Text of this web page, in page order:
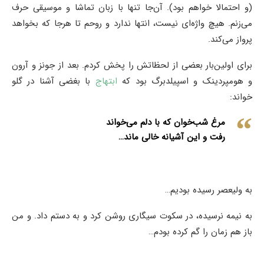
(و احتمالا خواهم بود). آن‌جا تنها با زبان تماشا و موسیقی حرف
می‌زنم. هیچ واژه‌ای نیست، انتها ندارد و روحم تا هرجا که بخواهد
پرواز می‌کند.
برای اولین‌بار بعضی‌ از لحظاتش را پخش کردم. بعد از جونز و آرون
و هومپردینک و اسپیلدبرگ بود که ابتهاج با بغضی آشنا در گلو
خواند:
مرغ شب‌خوان که با دلم می‌خواند
رفت و این آشیانه خالی ماند…
به ولیعصر رسیده بودیم…
به نیمه‌ نرسیده، در سکوت سیگاری روشن کرد و به دستم داد. و من
باز هم زمان را گم کرده بودم…